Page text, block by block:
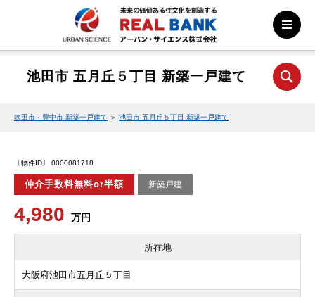
池田市 五月丘５丁目 新築一戸建て
吹田市・豊中市 新築一戸建て ＞ 池田市 五月丘５丁目 新築一戸建て
〔物件ID〕 0000081718
仲介手数料無料or半額 新築戸建
4,980 万円
所在地
大阪府池田市五月丘５丁目